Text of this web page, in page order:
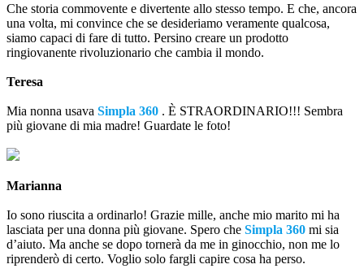
Che storia commovente e divertente allo stesso tempo. E che, ancora
una volta, mi convince che se desideriamo veramente qualcosa,
siamo capaci di fare di tutto. Persino creare un prodotto
ringiovanente rivoluzionario che cambia il mondo.
Teresa
Mia nonna usava Simpla 360 . È STRAORDINARIO!!! Sembra
più giovane di mia madre! Guardate le foto!
Marianna
Io sono riuscita a ordinarlo! Grazie mille, anche mio marito mi ha
lasciata per una donna più giovane. Spero che Simpla 360 mi sia
d’aiuto. Ma anche se dopo tornerà da me in ginocchio, non me lo
riprenderò di certo. Voglio solo fargli capire cosa ha perso.